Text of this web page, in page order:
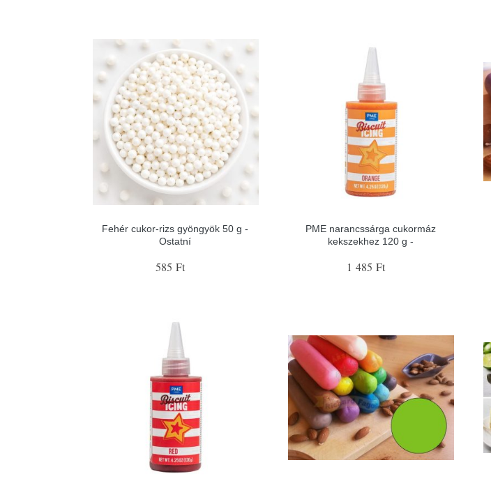
Fehér cukor-rizs gyöngyök 50 g -
Ostatní
585 Ft
PME narancssárga cukormáz
kekszekhez 120 g -
1 485 Ft